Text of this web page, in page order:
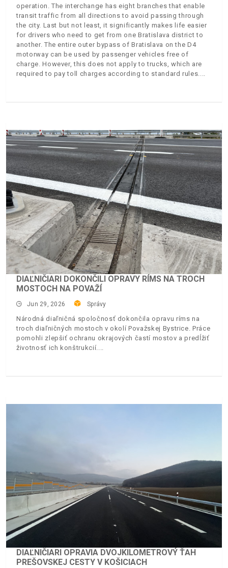
operation. The interchange has eight branches that enable
transit traffic from all directions to avoid passing through
the city. Last but not least, it significantly makes life easier
for drivers who need to get from one Bratislava district to
another. The entire outer bypass of Bratislava on the D4
motorway can be used by passenger vehicles free of
charge. However, this does not apply to trucks, which are
required to pay toll charges according to standard rules.
DIAĽNIČIARI DOKONČILI OPRAVY RÍMS NA TROCH
MOSTOCH NA POVAŽÍ
Jun 29, 2026 Správy
Národná diaľničná spoločnosť dokončila opravu ríms na
troch diaľničných mostoch v okolí Považskej Bystrice. Práce
pomohli zlepšiť ochranu okrajových častí mostov a predĺžiť
životnosť ich konštrukcií.
DIAĽNIČIARI OPRAVIA DVOJKILOMETROVÝ ŤAH
PREŠOVSKEJ CESTY V KOŠICIACH